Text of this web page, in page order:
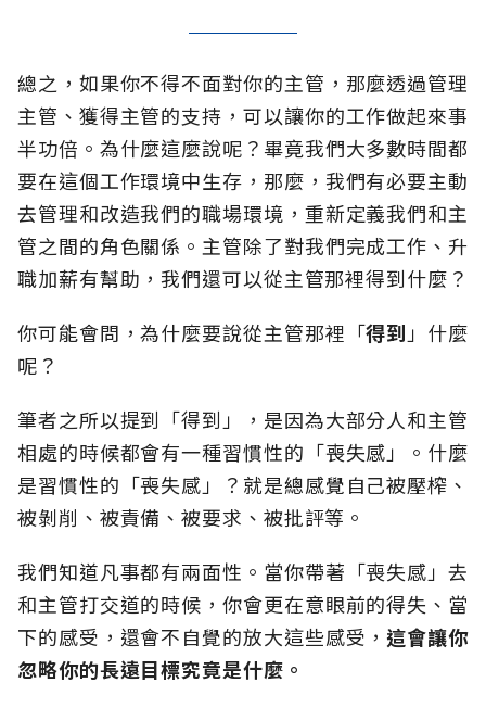
總之，如果你不得不面對你的主管，那麼透過管理
主管、獲得主管的支持，可以讓你的工作做起來事
半功倍。為什麼這麼說呢？畢竟我們大多數時間都
要在這個工作環境中生存，那麼，我們有必要主動
去管理和改造我們的職場環境，重新定義我們和主
管之間的角色關係。主管除了對我們完成工作、升
職加薪有幫助，我們還可以從主管那裡得到什麼？
你可能會問，為什麼要說從主管那裡「得到 」什麼
呢？
筆者之所以提到「得到」，是因為大部分人和主管
相處的時候都會有一種習慣性的「喪失感」。什麼
是習慣性的「喪失感」？就是總感覺自己被壓榨、
被剝削、被責備、被要求、被批評等。
我們知道凡事都有兩面性。當你帶著「喪失感」去
和主管打交道的時候，你會更在意眼前的得失、當
下的感受，還會不自覺的放大這些感受，這會讓你
忽略你的長遠目標究竟是什麼。